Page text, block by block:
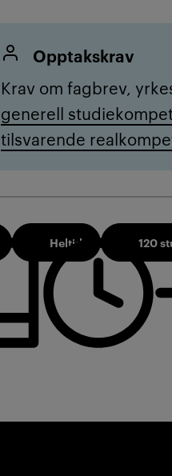
Opptakskrav
Krav om fagbrev,
generell
tilsvarende
Heltid 120